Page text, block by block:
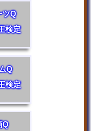
ツQ
検定
Q
検定
Q